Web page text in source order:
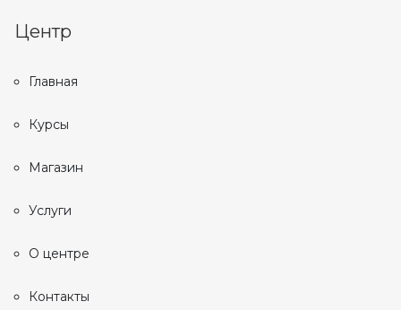
Центр
Главная
Курсы
Магазин
Услуги
О центре
Контакты